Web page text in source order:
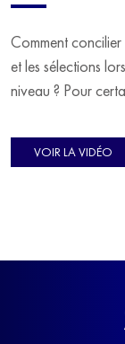
Comment concilier
et les sélections
niveau ? Pour
d'Europe de
avant de trouver
VOIR LA VIDÉO